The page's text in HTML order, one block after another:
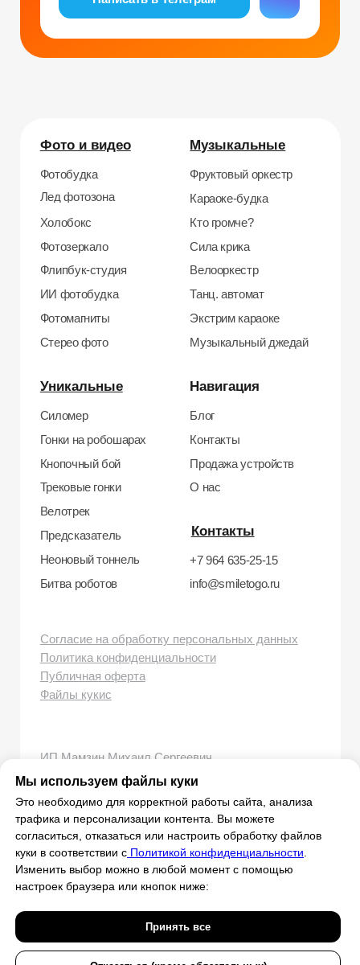
Согласие на обработку персональных данных
Политика конфиденциальности
Публичная оферта
Файлы кукис
Трековые гонки
Велотрек
Предсказатель
ИНН: 673109991290
Юр. адрес: 115583, г. Москва, Ореховый
бульвар, д. 24к4.
Эл. почта:info@smiletogo.ru
Рег. номер РКН 77-24-157364
Мы используем файлы куки
Это необходимо для корректной работы сайта, анализа
трафика и персонализации контента. Вы можете
согласиться, отказаться или настроить обработку файлов
куки в соответствии с Политикой конфиденциальности
Изменить выбор можно в любой момент с помощью
настроек браузера или кнопок ниже:
Принять все